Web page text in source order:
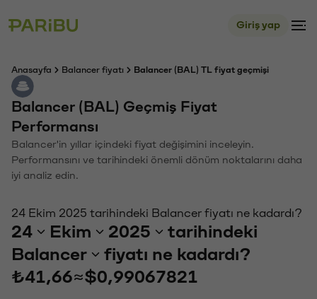
Giriş yap
Anasayfa Balancer fiyatı Balancer (BAL) TL fiyat geçmişi
Balancer (BAL) Geçmiş Fiyat
Performansı
Balancer'in yıllar içindeki fiyat değişimini inceleyin.
Performansını ve tarihindeki önemli dönüm noktalarını daha
iyi analiz edin.
24 Ekim 2025 tarihindeki Balancer fiyatı ne kadardı?
24 Ekim 2025
tarihindeki
Balancer
fiyatı ne kadardı?
₺41,66≈$0,99067821